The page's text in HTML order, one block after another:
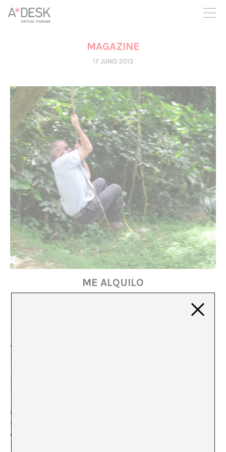
crees también en A*DESK seguimos necesitándote para poder
seguir adelante. Ahora puedes participar del proyecto y
apoyarlo.
MAGAZINE
17 JUNIO 2013
ME ALQUILO
Una de las características de los gestos simbólicos es
que su resultado práctico no suele ser directo, a corto
plazo y previsible. Su objetivo consiste en atacar el
imaginario colectivo, o en criticar situaciones que
parecen inmutables para evidenciar sus problemáticas.
Rara vez se consigue que estas situaciones cambien de
un día para otro. Los gestos simbólicos son o bien
carreras de larga distancia, en la que una posición
simbólica va cobrando fuerza hasta evidenciar su
coherencia y la incoherencia de lo que denuncia, o
pequeños golpes de efecto que duelen y van